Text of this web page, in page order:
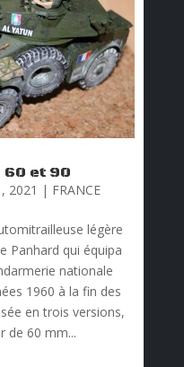
60 et 90
2021 | FRANCE
légère
Panhard qui équipa
nationale
1960 à la fin des
en trois versions,
de 60 mm...